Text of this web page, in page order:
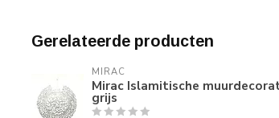
Gerelateerde producten
MIRAC
Mirac Islamitische
grijs